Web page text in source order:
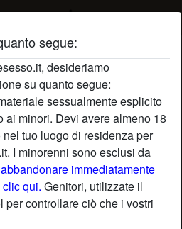
segue:
desideriamo
su quanto segue:
sessualmente esplicito
ai minori. Devi avere almeno 18
tuo luogo di residenza per
I minorenni sono esclusi da
abbandonare immediatamente
qui. Genitori, utilizzate il
per controllare ciò che i vostri